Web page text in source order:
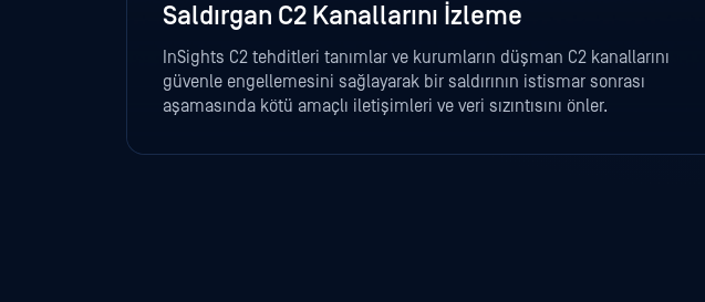
Saldırgan C2 Kanallarını İzleme
InSights C2 tehditleri tanımlar ve kurumların düşman C2 kanallarını
güvenle engellemesini sağlayarak bir saldırının istismar sonrası
aşamasında kötü amaçlı iletişimleri ve veri sızıntısını önler.